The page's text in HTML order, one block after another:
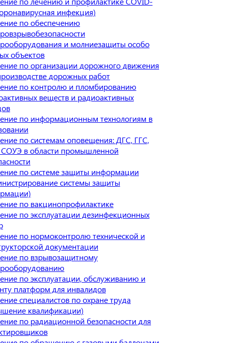
инфекция)
по обеспечению
и молниезащиты особо
объектов
по организации дорожного движения
дорожных работ
по контролю и пломбированию
веществ и радиоактивных
по информационным технологиям в
по системам оповещения: ДГС, ГГС,
в области промышленной
по системе защиты информации
системы защиты
по вакцинопрофилактике
по эксплуатации дезинфекционных
по нормоконтролю технической и
документации
по взрывозащитному
по эксплуатации, обслуживанию и
платформ для инвалидов
специалистов по охране труда
квалификации)
по радиационной безопасности для